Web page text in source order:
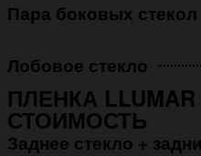
Пара боковых стекол
Лобовое стекло
ПЛЕНКА
СТОИМОСТЬ
Заднее стекло +